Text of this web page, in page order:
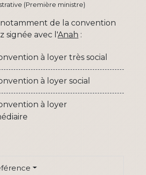
(Première ministre)
de la convention
signée avec l'Anah :
à loyer très social
à loyer social
à loyer